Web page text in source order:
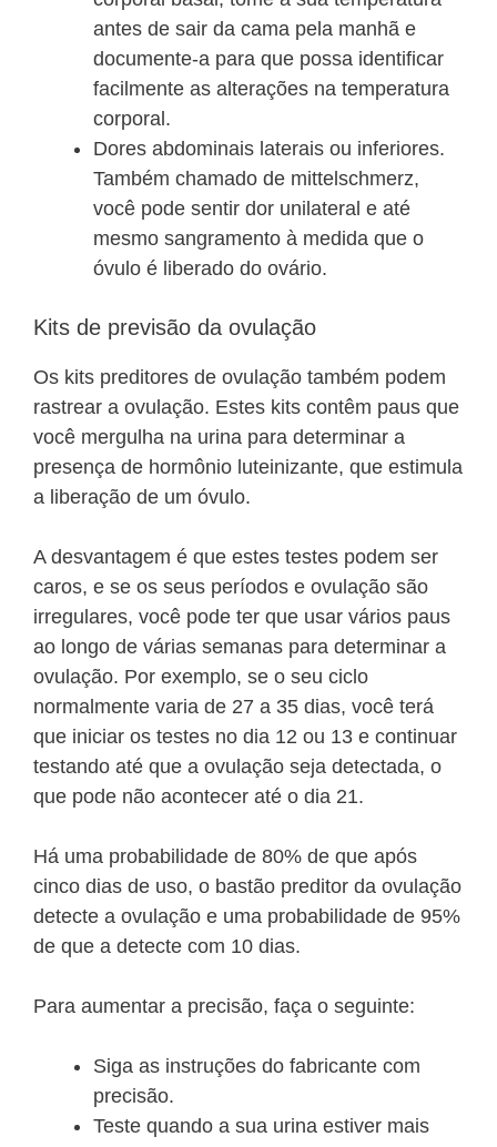
antes de sair da cama pela manhã e
documente-a para que possa identificar
facilmente as alterações na temperatura
corporal.
Dores abdominais laterais ou inferiores.
Também chamado de mittelschmerz,
você pode sentir dor unilateral e até
mesmo sangramento à medida que o
óvulo é liberado do ovário.
Kits de previsão da ovulação
Os kits preditores de ovulação também podem
rastrear a ovulação. Estes kits contêm paus que
você mergulha na urina para determinar a
presença de hormônio luteinizante, que estimula
a liberação de um óvulo.
A desvantagem é que estes testes podem ser
caros, e se os seus períodos e ovulação são
irregulares, você pode ter que usar vários paus
ao longo de várias semanas para determinar a
ovulação. Por exemplo, se o seu ciclo
normalmente varia de 27 a 35 dias, você terá
que iniciar os testes no dia 12 ou 13 e continuar
testando até que a ovulação seja detectada, o
que pode não acontecer até o dia 21.
Há uma probabilidade de 80% de que após
cinco dias de uso, o bastão preditor da ovulação
detecte a ovulação e uma probabilidade de 95%
de que a detecte com 10 dias.
Para aumentar a precisão, faça o seguinte:
Siga as instruções do fabricante com
precisão.
Teste quando a sua urina estiver mais